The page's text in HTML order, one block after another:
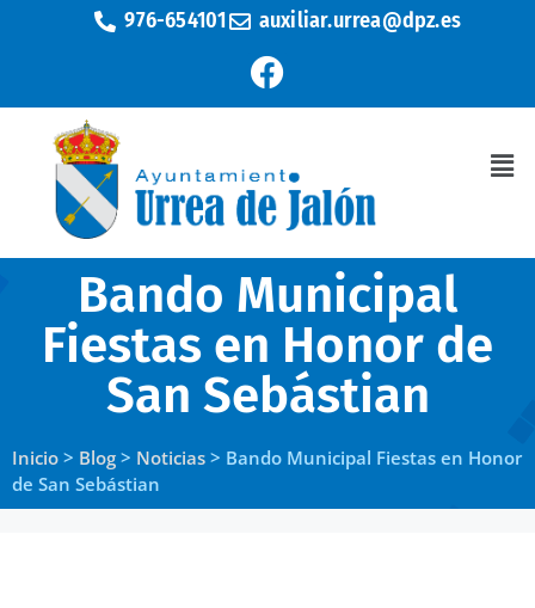
976-654101 auxiliar.urrea@dpz.es
Bando Municipal
Fiestas en Honor de
San Sebástian
Inicio > Blog > Noticias > Bando Municipal Fiestas en Honor
de San Sebástian